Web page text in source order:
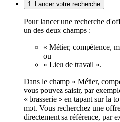
1. Lancer votre recherche
Pour lancer une recherche
un des deux champs :
« Métier, compétence,
ou
« Lieu de travail ».
Dans le champ « Métier,
vous pouvez saisir, par
« brasserie » en tapant sur la
mot. Vous recherchez une
directement sa référence, par